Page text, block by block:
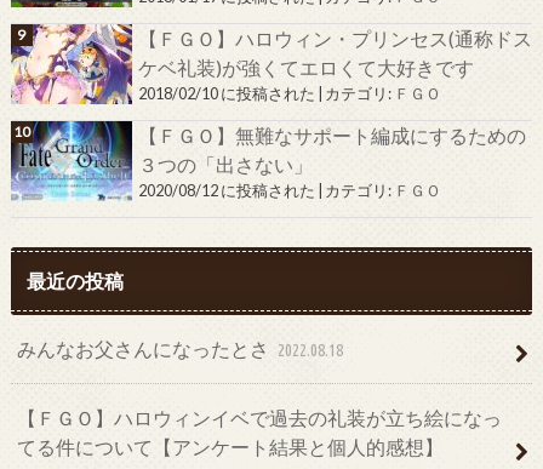
【ＦＧＯ】ハロウィン・プリンセス(通称ドス
ケベ礼装)が強くてエロくて大好きです
2018/02/10 に投稿された カテゴリ: ＦＧＯ
【ＦＧＯ】無難なサポート編成にするための
３つの「出さない」
2020/08/12 に投稿された カテゴリ: ＦＧＯ
最近の投稿
みんなお父さんになったとさ 2022.08.18
【ＦＧＯ】ハロウィンイベで過去の礼装が立ち絵になっ
てる件について【アンケート結果と個人的感想】